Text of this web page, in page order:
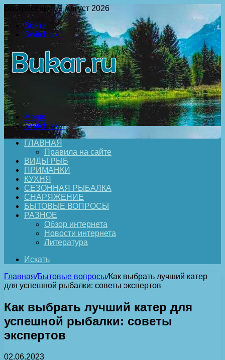
Воскресенье , 9 Август 2026
Войти
Switch skin
Меню
Switch skin
ГЛАВНАЯ
Правила на сайте
ВИДЫ РЫБ
ПРИМАНКИ
КУХНЯ
СЕЗОННАЯ РЫБАЛКА
СНАРЯЖЕНИЕ
БЫТОВЫЕ ВОПРОСЫ
РАЗНОЕ
Обзор интернета
Новости интернета
Литература
Искать
Главная/Бытовые вопросы/Как выбрать лучший катер
для успешной рыбалки: советы экспертов
Как выбрать лучший катер для
успешной рыбалки: советы
экспертов
02.06.2023